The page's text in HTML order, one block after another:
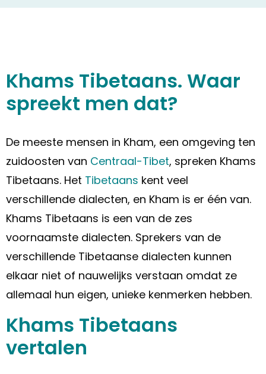
Khams Tibetaans. Waar
spreekt men dat?
De meeste mensen in Kham, een omgeving ten
zuidoosten van Centraal-Tibet, spreken Khams
Tibetaans. Het Tibetaans kent veel
verschillende dialecten, en Kham is er één van.
Khams Tibetaans is een van de zes
voornaamste dialecten. Sprekers van de
verschillende Tibetaanse dialecten kunnen
elkaar niet of nauwelijks verstaan omdat ze
allemaal hun eigen, unieke kenmerken hebben.
Khams Tibetaans
vertalen